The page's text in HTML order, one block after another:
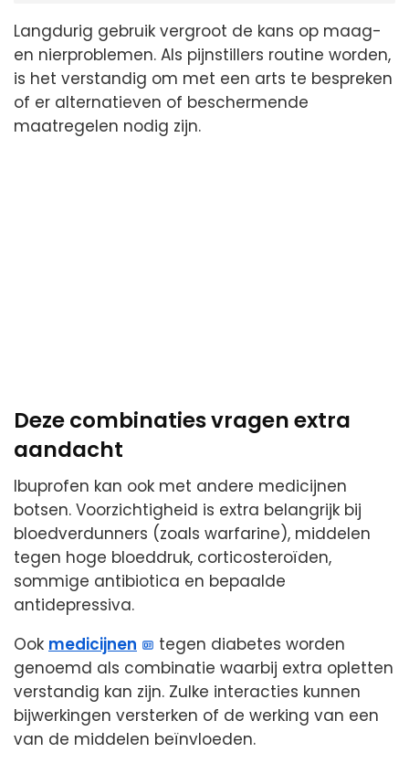
Langdurig gebruik vergroot de kans op maag-
en nierproblemen. Als pijnstillers routine worden,
is het verstandig om met een arts te bespreken
of er alternatieven of beschermende
maatregelen nodig zijn.
Deze combinaties vragen extra
aandacht
Ibuprofen kan ook met andere medicijnen
botsen. Voorzichtigheid is extra belangrijk bij
bloedverdunners (zoals warfarine), middelen
tegen hoge bloeddruk, corticosteroïden,
sommige antibiotica en bepaalde
antidepressiva.
Ook medicijnen
tegen diabetes worden
genoemd als combinatie waarbij extra opletten
verstandig kan zijn. Zulke interacties kunnen
bijwerkingen versterken of de werking van een
van de middelen beïnvloeden.